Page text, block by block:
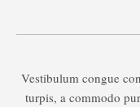
Vestibulum congue
turpis, a commodo